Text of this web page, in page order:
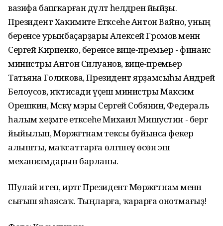
вазифа башҡарған дәүләт әһелдәрен йыйҙы.
Президент Хакимиәте Етәксеһе Антон Вайно, уның
беренсе урынбаҫарҙары Алексей Громов менән
Сергей Кириенко, беренсе вице-премьер - финанс
министры Антон Силуанов, вице-премьер
Татьяна Голикова, Президент ярҙамсыһы Андрей
Белоусов, иҡтисади үҫеш министры Максим
Орешкин, Мәскәү мэры Сергей Собянин, Федераль
һалым хеҙмәте етәксеһе Михаил Мишустин - бергә
йыйылып, Мөрәжәғәтнамә тексы буйынса фекер
алышты, маҡсаттарға өлгәшеү өсөн эш
механизмдарын барланы.
Шулай итеп, иртәгә Президент Мөрәжәғәтнамә менән
сығыш яһаясаҡ. Тыңларға, ҡарарға онотмағыҙ!